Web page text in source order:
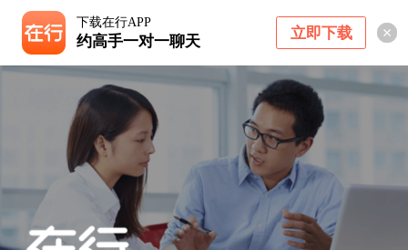
下载在行APP
约高手一对一聊天 立即下载